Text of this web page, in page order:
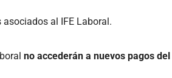
al IFE Laboral.
no accederán a nuevos pagos